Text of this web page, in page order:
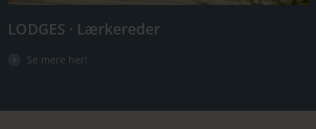
LODGES · Lærkereder
Se mere her!